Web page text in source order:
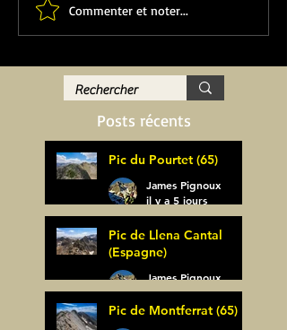
Commenter et noter...
Posts récents
Pic du Pourtet (65)
James Pignoux
il y a 5 jours
Pic de Llena Cantal
(Espagne)
James Pignoux
30 juil.
Pic de Montferrat (65)